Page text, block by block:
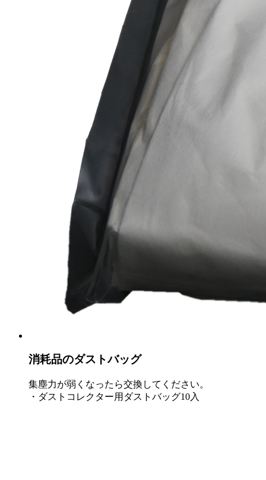
消耗品のダストバッグ
集塵力が弱くなったら交換してください。
・ダストコレクター用ダストバッグ10入